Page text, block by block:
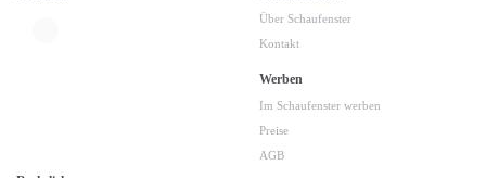
Über Schaufenster
Kontakt
Werben
Im Schaufenster werben
Preise
AGB